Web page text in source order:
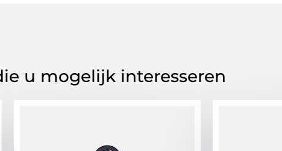
u mogelijk interesseren